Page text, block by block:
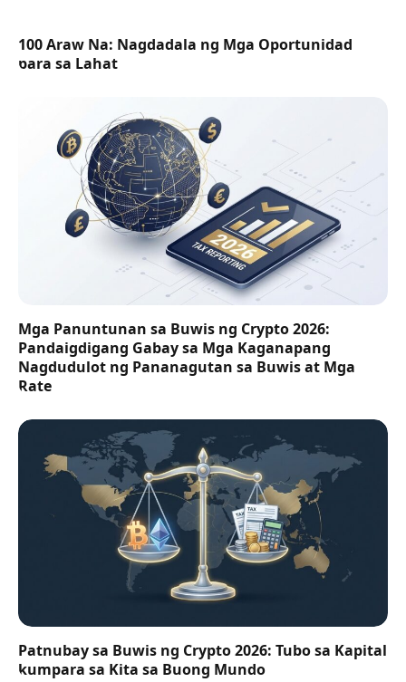
100 Araw Na: Nagdadala ng Mga Oportunidad
para sa Lahat
Mga Panuntunan sa Buwis ng Crypto 2026:
Pandaigdigang Gabay sa Mga Kaganapang
Nagdudulot ng Pananagutan sa Buwis at Mga
Rate
Patnubay sa Buwis ng Crypto 2026: Tubo sa Kapital
kumpara sa Kita sa Buong Mundo